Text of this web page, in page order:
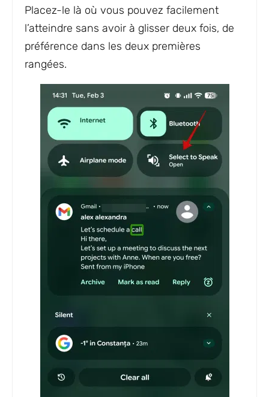
Placez-le là où vous pouvez facilement
l’atteindre sans avoir à glisser deux fois, de
préférence dans les deux premières
rangées.